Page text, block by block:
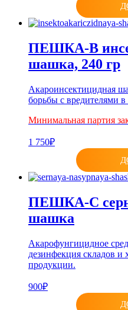
ПЕШКА-В
шашка, 240 гр
Акароинсектицидная
борьбы с вредителями
Минимальная партия
1 750₽
ПЕШКА-С
шашка
Акарофунгицидное
дезинфекция складов и
продукции.
900₽